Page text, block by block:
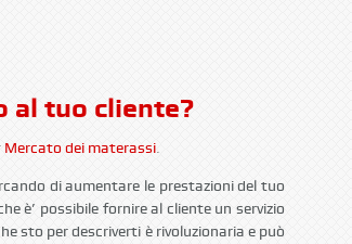
al tuo cliente?
Mercato dei materassi.
di aumentare le prestazioni del tuo
è’ possibile fornire al cliente un servizio
sto per descriverti è rivoluzionaria e può